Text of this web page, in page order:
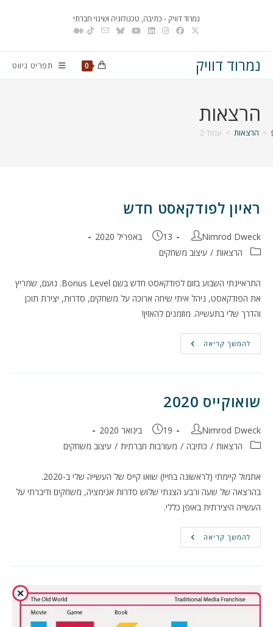
נמרוד דוויק - כתיבה, טכנולוגיה ושינוי חברתי
נמרוד דוויק 0 תפריט ניווט
הרצאות
> הרצאות > עמוד 2
ראיון לפודקאסט חדש
מחבר:
Nimrod Dweck פורסם:
13 באפריל 2020
קטגוריה:הרצאות / עיצוב משחקים
התראיינתי השבוע בזום לפודקאסט חדש בשם Bonus Level. נועם, שמריץ
את הפודקאסט, ניהל איתי שיחה ארוכה על משחקים, סדרות, יצירת תוכן
והדרך שלי בתעשייה. מוזמנים להאזין!
להמשך קריאה ראיון
לפודקאסט
שואוקייס 2020
מחבר:
Nimrod Dweck פורסם:
19 בינואר 2020
קטגוריה:הרצאות / כתיבה / מעורבות חברתית / עיצוב משחקים
אתמול קיימתי (לראשונה בחיי!) שואו קייס של העשייה שלי ב-2020.
בהרצאה של שעה ורבע הצגתי שלוש סדרות אנימציה, משחקים ודיברתי על
העשייה היצירתית באופן כללי.
להמשך קריאה שואוקייס
2020